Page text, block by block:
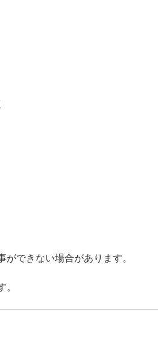
できない場合があります。
。